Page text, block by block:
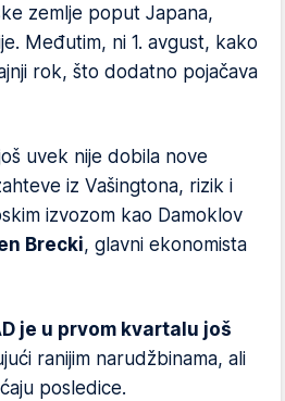
zemlje poput Japana,
Međutim, ni 1. avgust, kako
rok, što dodatno pojačava
uvek nije dobila nove
iz Vašingtona, rizik i
izvozom kao Damoklov
Brecki, glavni ekonomista
je u prvom kvartalu još
ranijim narudžbinama, ali
posledice.